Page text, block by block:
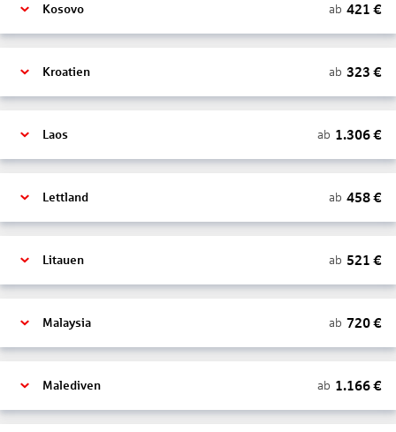
Kosovo ab 421 €
Kroatien ab 323 €
Laos ab 1.306€
Lettland ab 458€
Litauen ab 521 €
Malaysia ab 720€
Malediven ab 1.166€